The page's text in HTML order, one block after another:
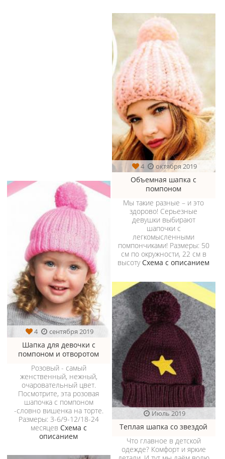
4 октября 2019
Объемная шапка с
помпоном
Мы такие разные – и это
здорово! Серьезные
девушки выбирают
шапочки с
легкомысленными
помпончиками! Размеры: 50
см по окружности, 22 см в
высоту Схема с описанием
4 сентября 2019
Шапка для девочки с
помпоном и отворотом
Розовый - самый
женственный, нежный,
очаровательный цвет.
Посмотрите, эта розовая
шапочка с помпоном
-словно вишенка на торте.
Размеры: 3-6/9-12/18-24
месяцев Схема с
описанием
Июль 2019
Теплая шапка со звездой
Что главное в детской
одежде? Комфорт и яркие